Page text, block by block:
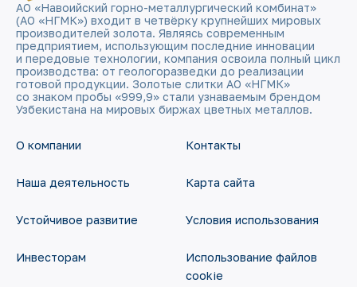
АО «Навоийский горно-металлургический комбинат»
(АО «НГМК») входит в четвёрку крупнейших мировых
производителей золота. Являясь современным
предприятием, использующим последние инновации
и передовые технологии, компания освоила полный цикл
производства: от геологоразведки до реализации
готовой продукции. Золотые слитки АО «НГМК»
со знаком пробы «999,9» стали узнаваемым брендом
Узбекистана на мировых биржах цветных металлов.
О компании
Наша деятельность
Устойчивое развитие
Инвесторам
Контакты
Карта сайта
Условия использования
Использование файлов
cookie